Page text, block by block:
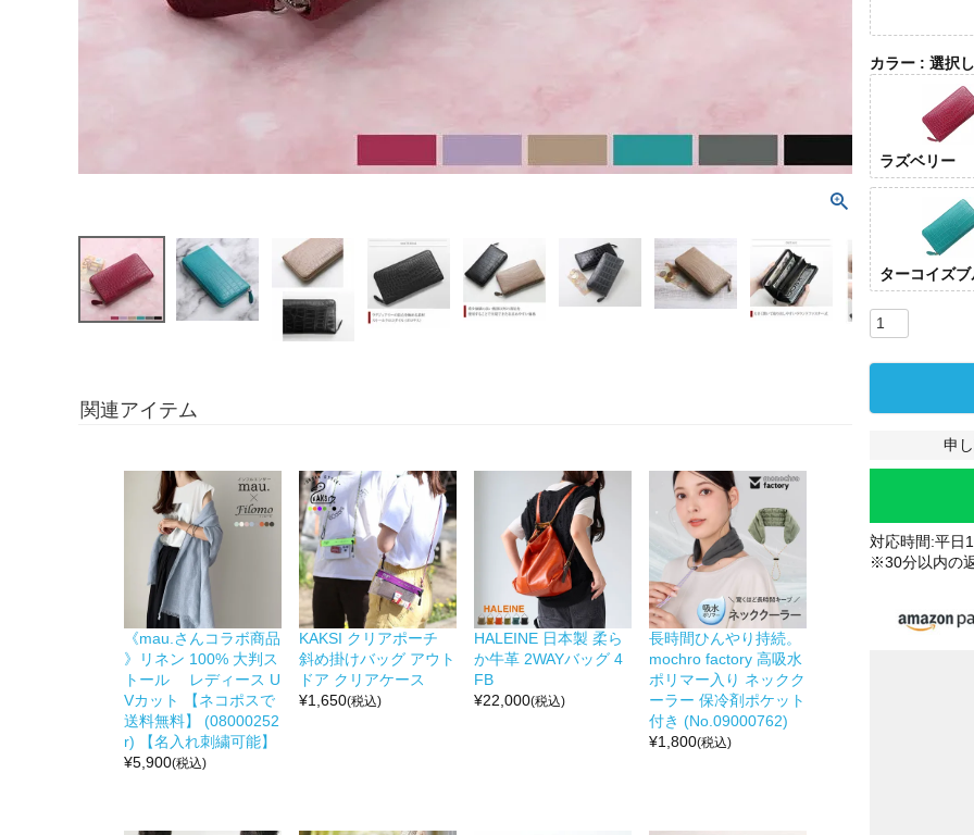
関連アイテム
《mau.さんコラボ商品
》リネン 100% 大判ス
トール レディース U
Vカット 【ネコポスで
送料無料】 (08000252
r) 【名入れ刺繍可能】
¥5,900(税込)
KAKSI クリアポーチ
斜め掛けバッグ アウト
ドア クリアケース
¥1,650(税込)
HALEINE 日本製 柔ら
か牛革 2WAYバッグ 4
FB
¥22,000(税込)
長時間ひんやり持続。
mochro factory 高吸水
ポリマー入り ネックク
ーラー 保冷剤ポケット
付き (No.09000762)
¥1,800(税込)
カラー 選択
ラズベリー
ターコイズ
申
対応時間:平日
※30分以内の